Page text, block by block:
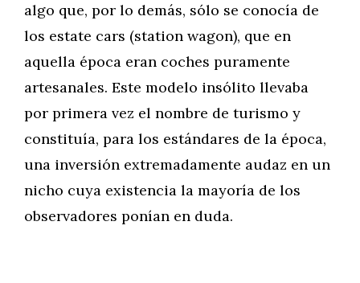
algo que, por lo demás, sólo se conocía de
los estate cars (station wagon), que en
aquella época eran coches puramente
artesanales. Este modelo insólito llevaba
por primera vez el nombre de turismo y
constituía, para los estándares de la época,
una inversión extremadamente audaz en un
nicho cuya existencia la mayoría de los
observadores ponían en duda.